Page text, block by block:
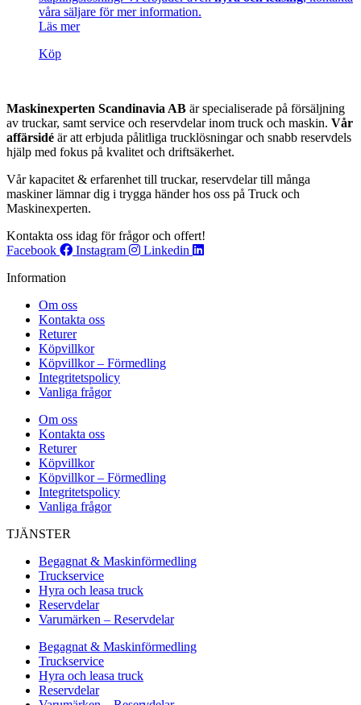
våra säljare för mer information.
Läs mer
Köp
Maskinexperten Scandinavia AB är specialiserade på försäljning
av truckar, samt service och reservdelar inom truck och maskin. Vår
affärsidé är att erbjuda pålitliga trucklösningar och snabb reservdels
hjälp med fokus på kvalitet och driftsäkerhet.
Vår kapacitet & erfarenhet till truckar, reservdelar till många
maskiner lämnar dig i trygga händer hos oss på Truck och
Maskinexperten.
Kontakta oss idag för frågor och offert!
Facebook
Instagram
Linkedin
Information
Om oss
Kontakta oss
Returer
Köpvillkor
Köpvillkor – Förmedling
Integritetspolicy
Vanliga frågor
Om oss
Kontakta oss
Returer
Köpvillkor
Köpvillkor – Förmedling
Integritetspolicy
Vanliga frågor
TJÄNSTER
Begagnat & Maskinförmedling
Truckservice
Hyra och leasa truck
Reservdelar
Varumärken – Reservdelar
Begagnat & Maskinförmedling
Truckservice
Hyra och leasa truck
Reservdelar